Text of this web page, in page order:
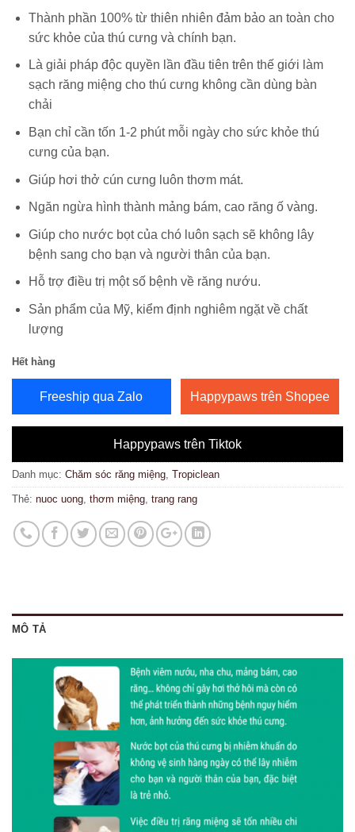
Thành phần 100% từ thiên nhiên đảm bảo an toàn cho
sức khỏe của thú cưng và chính bạn.
Là giải pháp độc quyền lần đầu tiên trên thế giới làm
sạch răng miệng cho thú cưng không cần dùng bàn
chải
Bạn chỉ cần tốn 1-2 phút mỗi ngày cho sức khỏe thú
cưng của bạn.
Giúp hơi thở cún cưng luôn thơm mát.
Ngăn ngừa hình thành mảng bám, cao răng ố vàng.
Giúp cho nước bọt của chó luôn sạch sẽ không lây
bệnh sang cho bạn và người thân của bạn.
Hỗ trợ điều trị một số bệnh về răng nướu.
Sản phẩm của Mỹ, kiểm định nghiêm ngặt về chất
lượng
Hết hàng
Freeship qua Zalo Happypaws trên Shopee
Happypaws trên Tiktok
Danh mục: Chăm sóc răng miệng Tropiclean
Thẻ: nuoc uong thơm miệng trang rang
MÔ TẢ